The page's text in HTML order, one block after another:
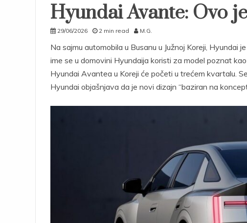
Hyundai Avante: Ovo
29/06/2026 2 min read M.G.
Na sajmu automobila u Busanu u Južnoj Koreji,
ime se u domovini Hyundaija koristi za model poznat
Hyundai Avantea u Koreji će početi u trećem kvartalu.
Hyundai objašnjava da je novi dizajn “baziran na